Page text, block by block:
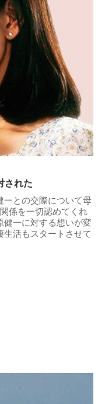
された
一との交際について母
係を一切認めてくれ
健一に対する想いが変
活もスタートさせて